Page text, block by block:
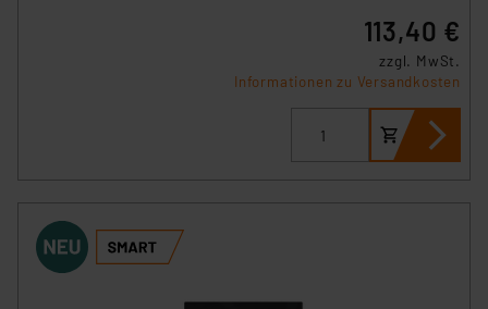
113,40 €
zzgl. MwSt.
Informationen zu Versandkosten